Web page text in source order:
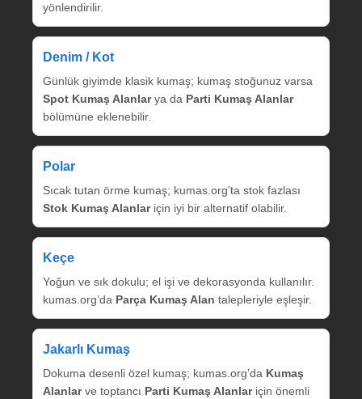
yönlendirilir.
Denim / Kot
Günlük giyimde klasik kumaş; kumaş stoğunuz varsa
Spot Kumaş Alanlarya da Parti Kumaş Alanlar
bölümüne eklenebilir.
Polar
Sıcak tutan örme kumaş; kumas.org’ta stok fazlası
Stok Kumaş Alanlariçin iyi bir alternatif olabilir.
Keçe
Yoğun ve sık dokulu; el işi ve dekorasyonda kullanılır.
kumas.org’da Parça Kumaş Alan talepleriyle eşleşir.
Jakarlı Kumaş
Dokuma desenli özel kumaş; kumas.org’da Kumaş
Alanlarve toptancı Parti Kumaş Alanlariçin önemli